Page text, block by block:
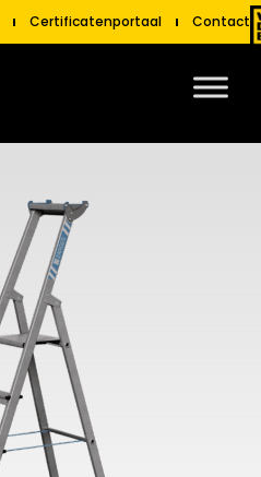
Certificatenportaal Contact